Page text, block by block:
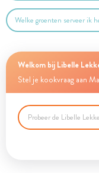
Welke groenten serveer ik
Welkom bij Libelle
Stel je kookvraag aan